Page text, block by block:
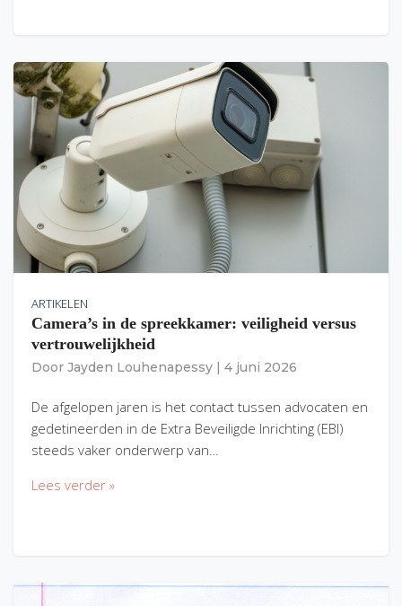
ARTIKELEN
Camera’s in de spreekkamer: veiligheid versus
vertrouwelijkheid
Door Jayden Louhenapessy 4 juni 2026
De afgelopen jaren is het contact tussen advocaten en
gedetineerden in de Extra Beveiligde Inrichting (EBI)
steeds vaker onderwerp van…
Lees verder »